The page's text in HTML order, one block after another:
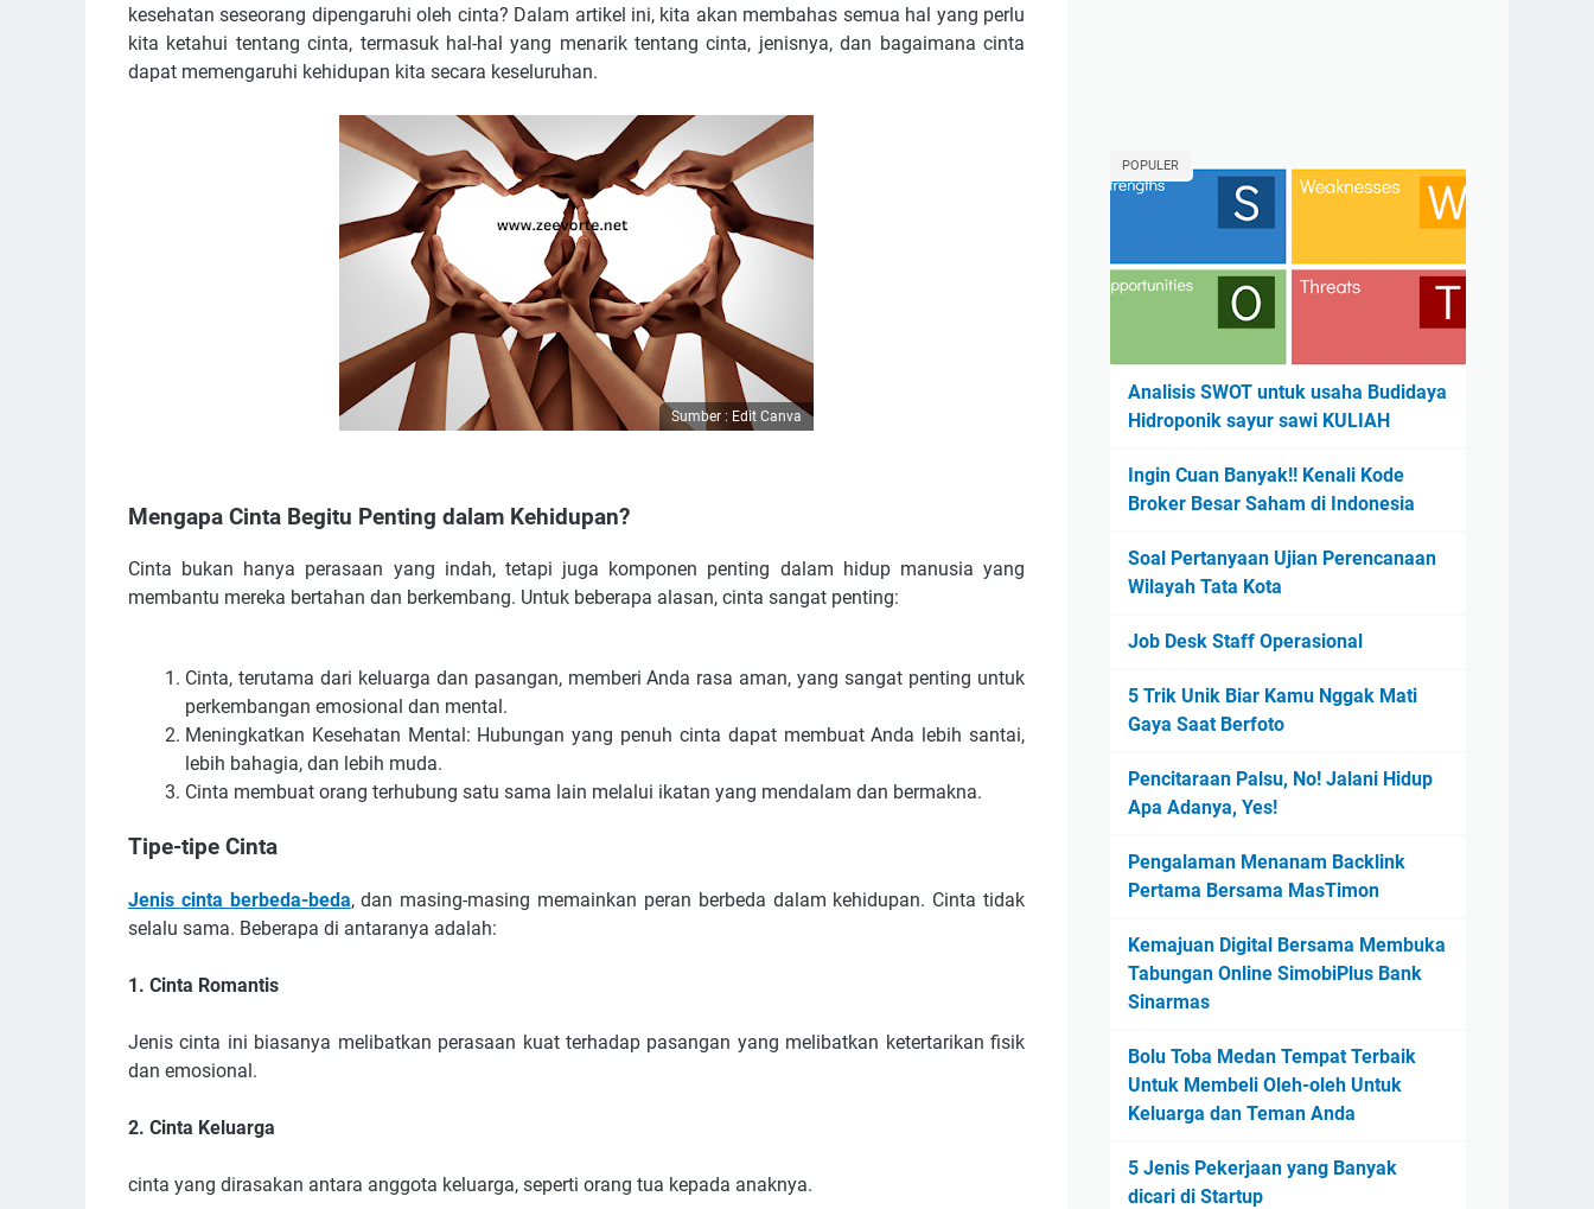
kesehatan seseorang dipengaruhi oleh cinta? Dalam artikel ini, kita akan membahas semua hal yang perlu
kita ketahui tentang cinta, termasuk hal-hal yang menarik tentang cinta, jenisnya, dan bagaimana cinta
dapat memengaruhi kehidupan kita secara keseluruhan.
Sumber : Edit Canva
Mengapa Cinta Begitu Penting dalam Kehidupan?
Cinta bukan hanya perasaan yang indah, tetapi juga komponen penting dalam hidup manusia yang
membantu mereka bertahan dan berkembang. Untuk beberapa alasan, cinta sangat penting:
Cinta, terutama dari keluarga dan pasangan, memberi Anda rasa aman, yang sangat penting untuk
perkembangan emosional dan mental.
Meningkatkan Kesehatan Mental: Hubungan yang penuh cinta dapat membuat Anda lebih santai,
lebih bahagia, dan lebih muda.
Cinta membuat orang terhubung satu sama lain melalui ikatan yang mendalam dan bermakna.
Tipe-tipe Cinta
Jenis cinta berbeda-beda, dan masing-masing memainkan peran berbeda dalam kehidupan. Cinta tidak
selalu sama. Beberapa di antaranya adalah:
1. Cinta Romantis
Jenis cinta ini biasanya melibatkan perasaan kuat terhadap pasangan yang melibatkan ketertarikan fisik
dan emosional.
2. Cinta Keluarga
cinta yang dirasakan antara anggota keluarga, seperti orang tua kepada anaknya.
POPULER
Analisis SWOT untuk usaha Budidaya
Hidroponik sayur sawi KULIAH
Ingin Cuan Banyak!! Kenali Kode
Broker Besar Saham di Indonesia
Soal Pertanyaan Ujian Perencanaan
Wilayah Tata Kota
Job Desk Staff Operasional
5 Trik Unik Biar Kamu Nggak Mati
Gaya Saat Berfoto
Pencitaraan Palsu, No! Jalani Hidup
Apa Adanya, Yes!
Pengalaman Menanam Backlink
Pertama Bersama MasTimon
Kemajuan Digital Bersama Membuka
Tabungan Online SimobiPlus Bank
Sinarmas
Bolu Toba Medan Tempat Terbaik
Untuk Membeli Oleh-oleh Untuk
Keluarga dan Teman Anda
5 Jenis Pekerjaan yang Banyak
dicari di Startup